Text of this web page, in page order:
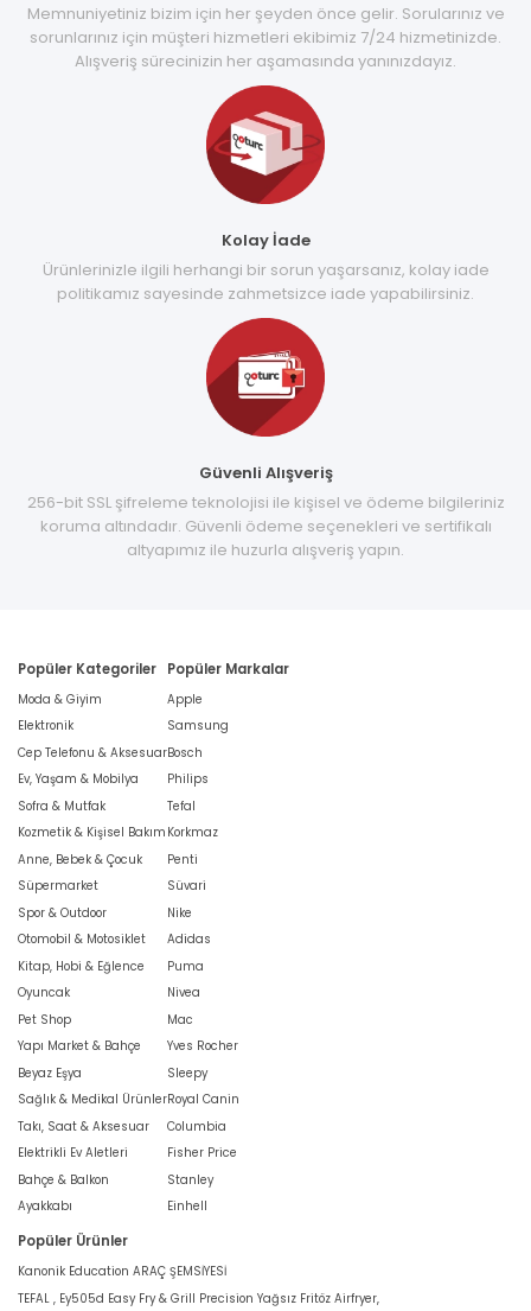
Memnuniyetiniz bizim için her şeyden önce gelir. Sorularınız ve
sorunlarınız için müşteri hizmetleri ekibimiz 7/24 hizmetinizde.
Alışveriş sürecinizin her aşamasında yanınızdayız.
Kolay İade
Ürünlerinizle ilgili herhangi bir sorun yaşarsanız, kolay iade
politikamız sayesinde zahmetsizce iade yapabilirsiniz.
Güvenli Alışveriş
256-bit SSL şifreleme teknolojisi ile kişisel ve ödeme bilgileriniz
koruma altındadır. Güvenli ödeme seçenekleri ve sertifikalı
altyapımız ile huzurla alışveriş yapın.
Popüler Kategoriler
Moda & Giyim
Elektronik
Cep Telefonu & Aksesuar
Ev, Yaşam & Mobilya
Sofra & Mutfak
Kozmetik & Kişisel Bakım
Anne, Bebek & Çocuk
Süpermarket
Spor & Outdoor
Otomobil & Motosiklet
Kitap, Hobi & Eğlence
Oyuncak
Pet Shop
Yapı Market & Bahçe
Beyaz Eşya
Sağlık & Medikal Ürünler
Takı, Saat & Aksesuar
Elektrikli Ev Aletleri
Bahçe & Balkon
Ayakkabı
Popüler Markalar
Apple
Samsung
Bosch
Philips
Tefal
Korkmaz
Penti
Süvari
Nike
Adidas
Puma
Nivea
Mac
Yves Rocher
Sleepy
Royal Canin
Columbia
Fisher Price
Stanley
Einhell
Popüler Ürünler
Kanonik Education ARAÇ ŞEMSİYESİ
TEFAL , Ey505d Easy Fry & Grill Precision Yağsız Fritöz Airfryer,